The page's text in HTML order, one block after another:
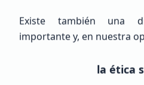
Emiliano
Existe también una
importante y, en nuestra
la ética